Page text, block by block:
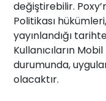
değiştirebilir.
Politikası
yayınlandığı
Kullanıcıların
durumunda,
olacaktır.